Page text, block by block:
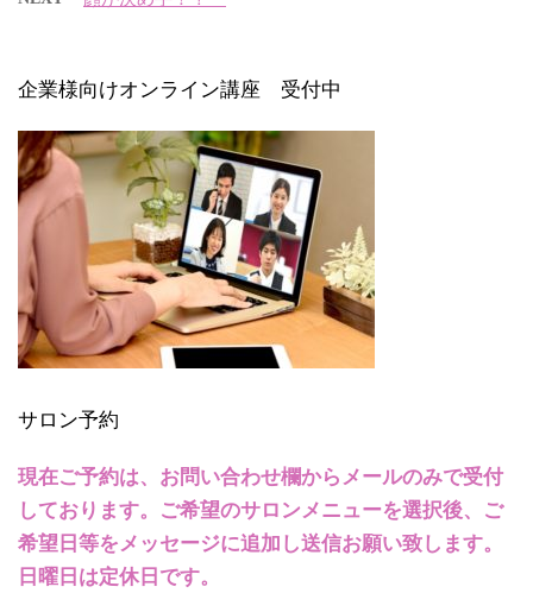
企業様向けオンライン講座 受付中
サロン予約
現在ご予約は、お問い合わせ欄からメールのみで受付
しております。ご希望のサロンメニューを選択後、ご
希望日等をメッセージに追加し送信お願い致します。
日曜日は定休日です。